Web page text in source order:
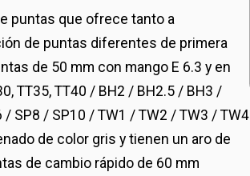
puntas que ofrece tanto a
de puntas diferentes de primera
de 50 mm con mango E 6.3 y en
TT35, TT40 / BH2 / BH2.5 / BH3 /
SP8 / SP10 / TW1 / TW2 / TW3 / TW4
de color gris y tienen un aro de
de cambio rápido de 60 mm